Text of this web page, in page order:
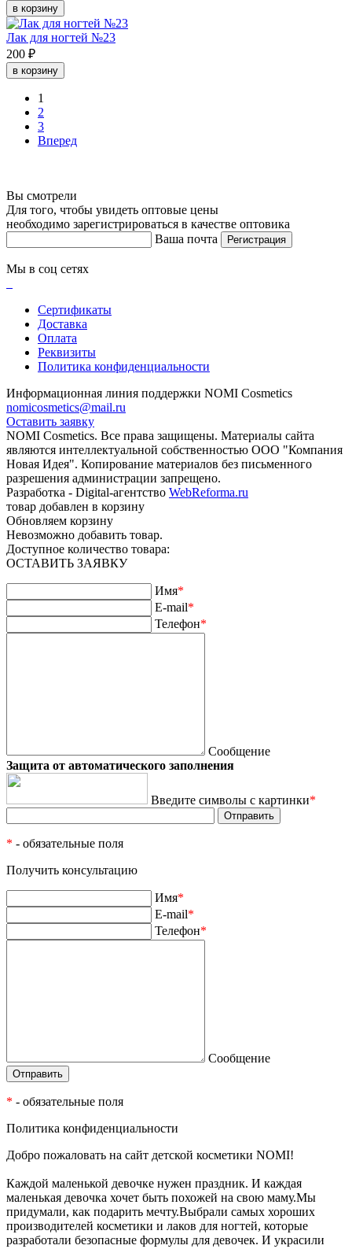
в корзину
Лак для ногтей №23
200 ₽
в корзину
1
2
3
Вперед
Вы смотрели
Для того, чтобы увидеть оптовые цены
необходимо зарегистрироваться в качестве оптовика
Ваша почта
Регистрация
Мы в соц сетях
Сертификаты
Доставка
Оплата
Реквизиты
Политика конфиденциальности
Информационная линия поддержки NOMI Сosmetics
nomicosmetics@mail.ru
Оставить заявку
NOMI Сosmetics. Все права защищены. Материалы сайта
являются интеллектуальной собственностью ООО "Компания
Новая Идея". Копирование материалов без письменного
разрешения администрации запрещено.
Разработка - Digital-агентство WebReforma.ru
товар добавлен в корзину
Обновляем корзину
Невозможно добавить товар.
Доступное количество товара:
ОСТАВИТЬ ЗАЯВКУ
Имя*
E-mail*
Телефон*
Сообщение
Защита от автоматического заполнения
Введите символы с картинки*
* - обязательные поля
Получить консультацию
Имя*
E-mail*
Телефон*
Сообщение
* - обязательные поля
Политика конфиденциальности
Добро пожаловать на сайт детской косметики NOMI!
Каждой маленькой девочке нужен праздник. И каждая
маленькая девочка хочет быть похожей на свою маму.Мы
придумали, как подарить мечту.Выбрали самых хороших
производителей косметики и лаков для ногтей, которые
разработали безопасные формулы для девочек. И украсили